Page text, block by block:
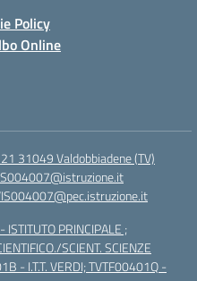
Policy
Online
31049 Valdobbiadene (TV)
PRINCIPALE ;
SCIENT. SCIENZE
- I.T.T. VERDI; TVTF00401Q -